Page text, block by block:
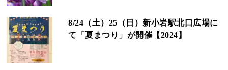
8/24（土）25（日）新小岩駅北口広場に
て「夏まつり」が開催【2024】